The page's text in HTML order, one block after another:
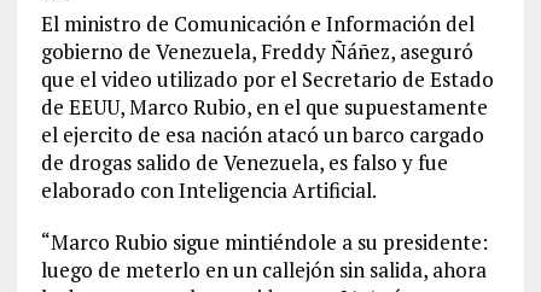
El ministro de Comunicación e Información del
gobierno de Venezuela, Freddy Ñáñez, aseguró
que el video utilizado por el Secretario de Estado
de EEUU, Marco Rubio, en el que supuestamente
el ejercito de esa nación atacó un barco cargado
de drogas salido de Venezuela, es falso y fue
elaborado con Inteligencia Artificial.
“Marco Rubio sigue mintiéndole a su presidente:
luego de meterlo en un callejón sin salida, ahora